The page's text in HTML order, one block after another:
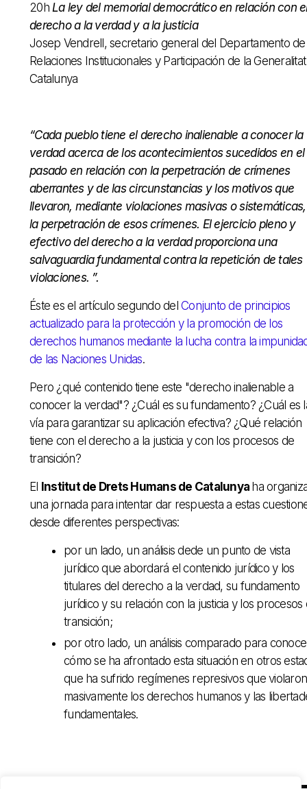
20h La ley del memorial democrático en relación con
derecho a la verdad y a la justicia
Josep Vendrell, secretario general del Departamento de
Relaciones Institucionales y Participación de la
Catalunya
“Cada pueblo tiene el derecho inalienable a conocer la
verdad acerca de los acontecimientos sucedidos en el
pasado en relación con la perpetración de crímenes
aberrantes y de las circunstancias y los motivos que
llevaron, mediante violaciones masivas o
la perpetración de esos crímenes. El ejercicio pleno y
efectivo del derecho a la verdad proporciona una
salvaguardia fundamental contra la repetición de tales
violaciones. ”.
Éste es el artículo segundo del Conjunto de principios
actualizado para la protección y la promoción de los
derechos humanos mediante la lucha contra la
de las Naciones Unidas.
Pero ¿qué contenido tiene este "derecho inalienable a
conocer la verdad"? ¿Cuál es su fundamento? ¿Cuál es
vía para garantizar su aplicación efectiva? ¿Qué relación
tiene con el derecho a la justicia y con los procesos de
transición?
El Institut de Drets Humans de Catalunya ha
una jornada para intentar dar respuesta a estas
desde diferentes perspectivas:
por un lado, un análisis dede un punto de vista
jurídico que abordará el contenido jurídico y los
titulares del derecho a la verdad, su fundamento
jurídico y su relación con la justicia y los procesos
transición;
por otro lado, un análisis comparado para
cómo se ha afrontado esta situación en otros
que ha sufrido regímenes represivos que violaron
masivamente los derechos humanos y las
fundamentales.